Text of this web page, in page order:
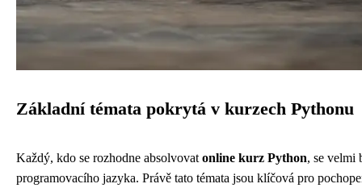
Základní témata pokrytá v kurzech Pythonu
Každý, kdo se rozhodne absolvovat online kurz Python, se velmi
programovacího jazyka. Právě tato témata jsou klíčová pro